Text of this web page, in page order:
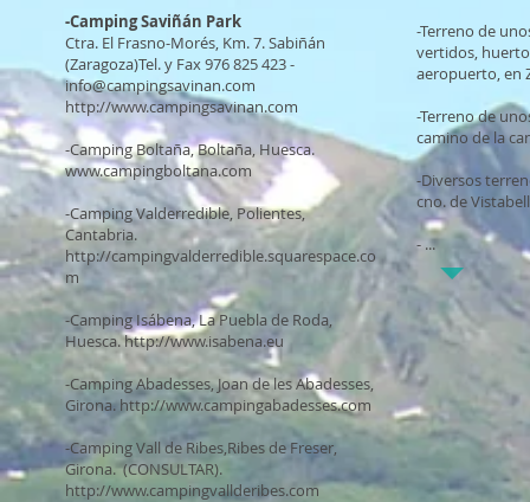
-Camping Saviñán Park
Ctra. El Frasno-Morés, Km. 7. Sabiñán
(Zaragoza)Tel. y Fax 976 825 423 -
info@campingsavinan.com
http://www.campingsavinan.com
-Camping Boltaña, Boltaña, Huesca.
www.campingboltana.com
-Camping Valderredible, Polientes,
Cantabria.
http://campingvalderredible.squarespace.co
m
-Camping Isábena, La Puebla de Roda,
Huesca.http://www.isabena.eu
-Camping Abadesses, Joan de les Abadesses,
Girona.http://www.campingabadesses.com
-Camping Vall de Ribes,Ribes de Freser,
Girona. (CONSULTAR).
http://www.campingvallderibes.com
-Terreno de
vertidos,
aeropuerto, en
-Terreno de
camino de la
-Diversos
cno. de
- ...